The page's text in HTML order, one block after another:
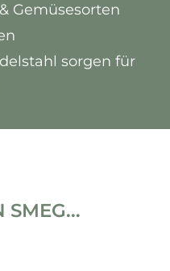
Gemüsesorten
sorgen für
SMEG...